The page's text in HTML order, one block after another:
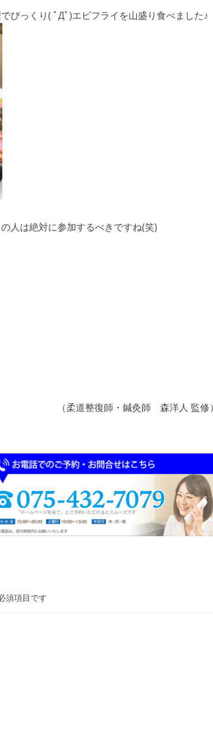
びっくり( ﾟДﾟ)エビフライを山盛り食べました♪
人は絶対に参加するべきですね(笑)
（柔道整復師・鍼灸師 森洋人 監修）
須項目です